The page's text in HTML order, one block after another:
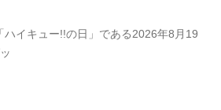
ハイキュー!!の日」である2026年8月19